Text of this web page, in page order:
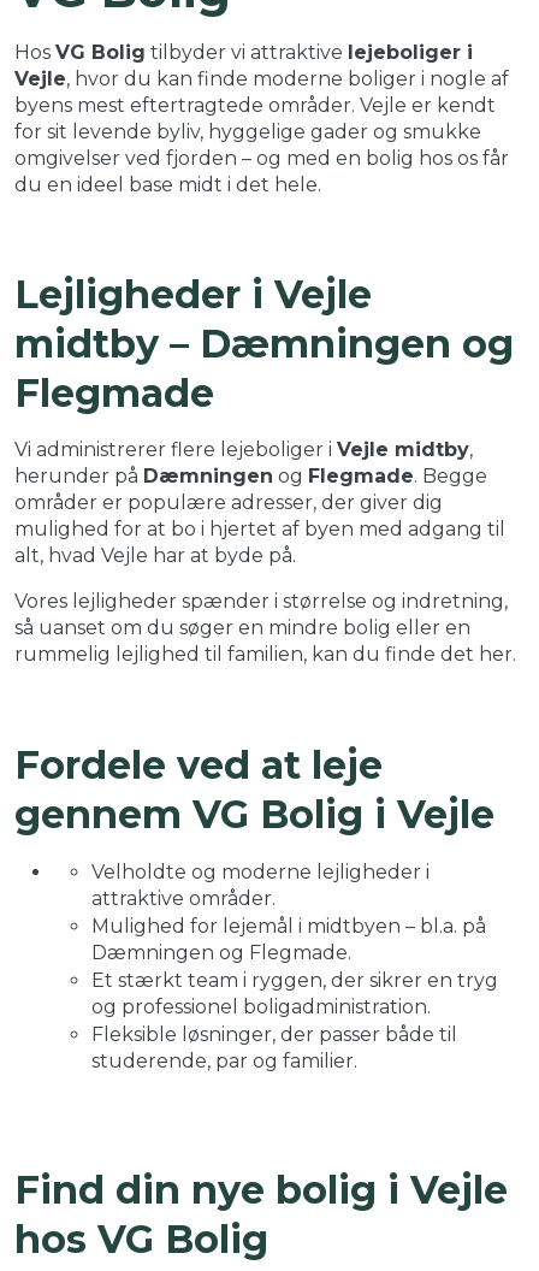
Hos VG Bolig tilbyder vi attraktive lejeboliger i
Vejle, hvor du kan finde moderne boliger i nogle af
byens mest eftertragtede områder. Vejle er kendt
for sit levende byliv, hyggelige gader og smukke
omgivelser ved fjorden – og med en bolig hos os får
du en ideel base midt i det hele.
Lejligheder i Vejle
midtby – Dæmningen og
Flegmade
Vi administrerer flere lejeboliger i Vejle midtby,
herunder på Dæmningen og Flegmade. Begge
områder er populære adresser, der giver dig
mulighed for at bo i hjertet af byen med adgang til
alt, hvad Vejle har at byde på.
Vores lejligheder spænder i størrelse og indretning,
så uanset om du søger en mindre bolig eller en
rummelig lejlighed til familien, kan du finde det her.
Fordele ved at leje
gennem VG Bolig i Vejle
Velholdte og moderne lejligheder i
attraktive områder.
Mulighed for lejemål i midtbyen – bl.a. på
Dæmningen og Flegmade.
Et stærkt team i ryggen, der sikrer en tryg
og professionel boligadministration.
Fleksible løsninger, der passer både til
studerende, par og familier.
Find din nye bolig i Vejle
hos VG Bolig